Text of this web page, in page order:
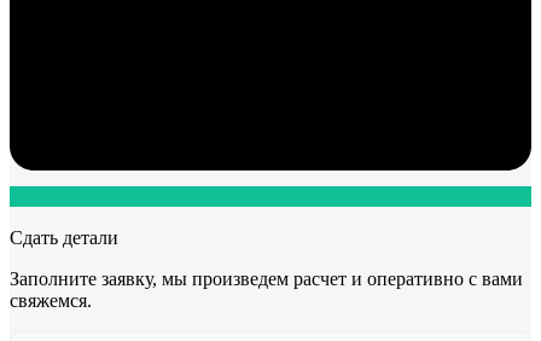
Сдать детали
Заполните заявку, мы произведем расчет и оперативно с вами
свяжемся.